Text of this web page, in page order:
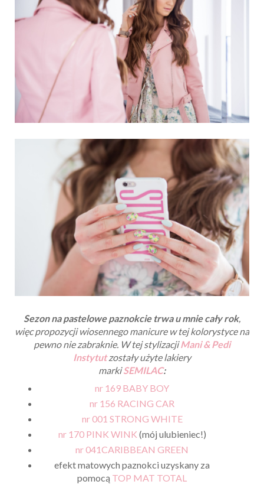
Sezon na pastelowe paznokcie trwa u mnie cały rok,
więc propozycji wiosennego manicure w tej kolorystyce na
pewno nie zabraknie. W tej stylizacjiMani & Pedi
Instytutzostały użyte lakiery
markiSEMILAC:
nr 169 BABY BOY
nr 156 RACING CAR
nr 001 STRONG WHITE
nr 170 PINK WINK (mój ulubieniec!)
nr 041CARIBBEAN GREEN
efekt matowych paznokci uzyskany za
pomocą TOP MAT TOTAL